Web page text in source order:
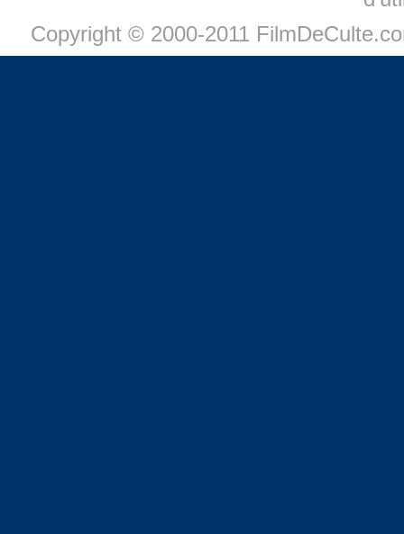
Copyright © 2000-2011